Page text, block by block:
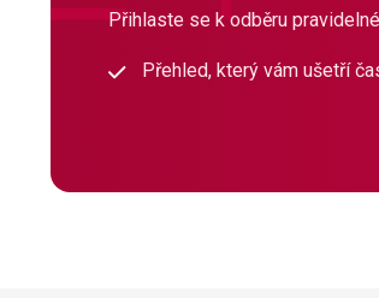
Přihlaste se k odběru
Přehled, který vám ušetří